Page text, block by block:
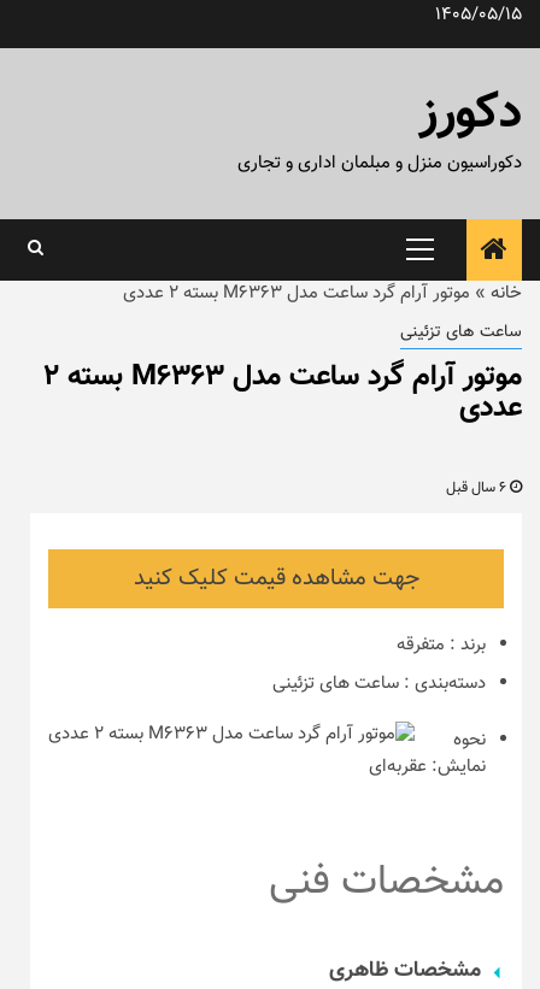
پرش1405/05/15
دکورز
دکوراسیون منزل و مبلمان اداری و تجاری
منوی
اصلی
خانه » موتور آرام گرد ساعت مدل M6363 بسته ۲ عددی
ساعت های تزئینی
موتور آرام گرد ساعت مدل M6363 بسته ۲
عددی
جهت مشاهده قیمت کلیک کنید
برند : متفرقه
دسته‌بندی : ساعت های تزئینی
نحوه
نمایش: عقربه‌ای
مشخصات فنی
مشخصات ظاهری